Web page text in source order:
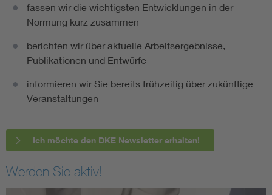
fassen wir die wichtigsten Entwicklungen in der
Normung kurz zusammen
berichten wir über aktuelle Arbeitsergebnisse,
Publikationen und Entwürfe
informieren wir Sie bereits frühzeitig über zukünftige
Veranstaltungen
Ich möchte den DKE Newsletter erhalten!
Werden Sie aktiv!